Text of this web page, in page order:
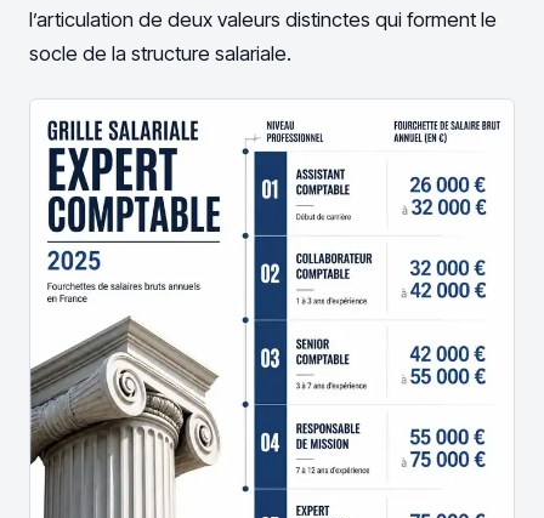
l’articulation de deux valeurs distinctes qui forment le
socle de la structure salariale.